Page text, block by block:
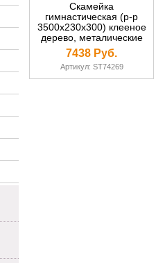
Скамейка
гимнастическая (р-р
3500х230х300) клееное
дерево, металические
ножки
7438 Руб.
Артикул: ST74269